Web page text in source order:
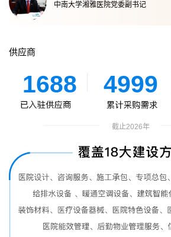
中南大学湘雅医院党委副书记
供应商
1688 4999
截止2026年